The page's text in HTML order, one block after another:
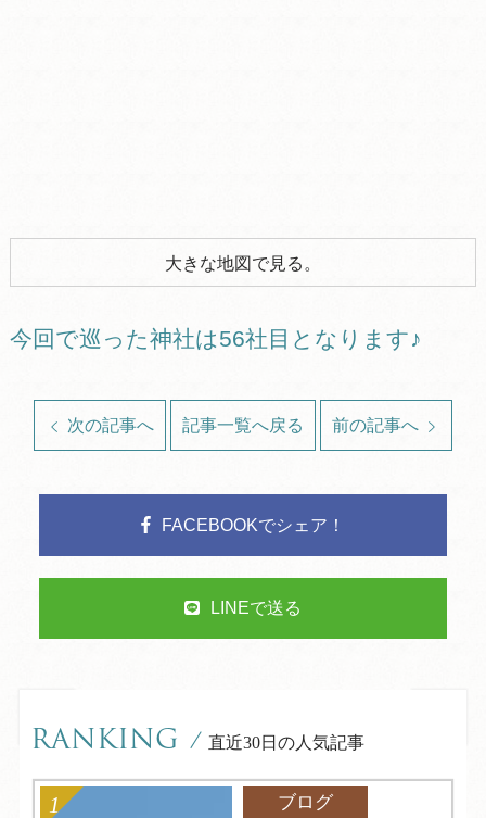
大きな地図で見る。
今回で巡った神社は56社目となります♪
次の記事へ 記事一覧へ戻る 前の記事へ
FACEBOOKでシェア！
LINEで送る
RANKING / 直近30日の人気記事
ブログ